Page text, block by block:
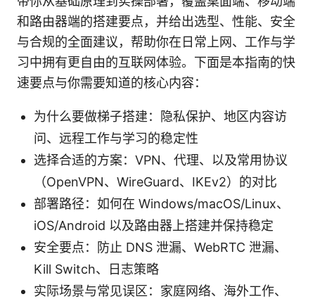
和路由器端的搭建要点，并给出选型、性能、安全
与合规的全面建议，帮助你在日常上网、工作与学
习中拥有更自由的互联网体验。下面是本指南的快
速要点与你需要知道的核心内容：
为什么要做梯子搭建：隐私保护、地区内容访
问、远程工作与学习的稳定性
选择合适的方案：VPN、代理、以及常用协议
（OpenVPN、WireGuard、IKEv2）的对比
部署路径：如何在 Windows/macOS/Linux、
iOS/Android 以及路由器上搭建并保持稳定
安全要点：防止 DNS 泄漏、WebRTC 泄漏、
Kill Switch、日志策略
实际场景与常见误区：家庭网络、海外工作、